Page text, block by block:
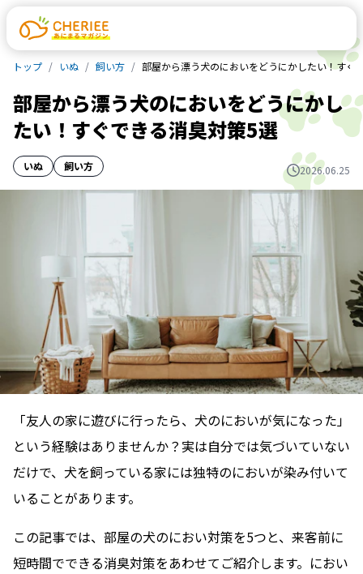
トップ いぬ 飼い方 部屋から漂う犬のにおいをどうにかしたい！すぐ
部屋から漂う犬のにおいをどうにかし
たい！すぐできる消臭対策5選
いぬ 飼い方 2026.06.25
「友人の家に遊びに行ったら、犬のにおいが気になった」
という経験はありませんか？実は自分では気づいていない
だけで、犬を飼っている家には独特のにおいが染み付いて
いることがあります。
この記事では、部屋の犬のにおい対策を5つと、来客前に
短時間でできる消臭対策をあわせてご紹介します。におい